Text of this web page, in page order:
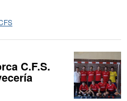
C.F.S.